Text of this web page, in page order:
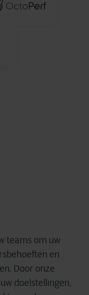
teams om uw
en
Door onze
doelstellingen,